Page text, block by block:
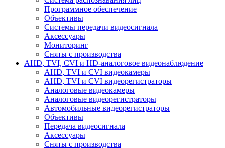
Программное обеспечение
Объективы
Системы передачи видеосигнала
Аксессуары
Мониторинг
Сняты с производства
AHD, TVI, CVI и HD-аналоговое видеонаблюдение
AHD, TVI и CVI видеокамеры
AHD, TVI и CVI видеорегистраторы
Аналоговые видеокамеры
Аналоговые видеорегистраторы
Автомобильные видеорегистраторы
Объективы
Передача видеосигнала
Аксессуары
Сняты с производства